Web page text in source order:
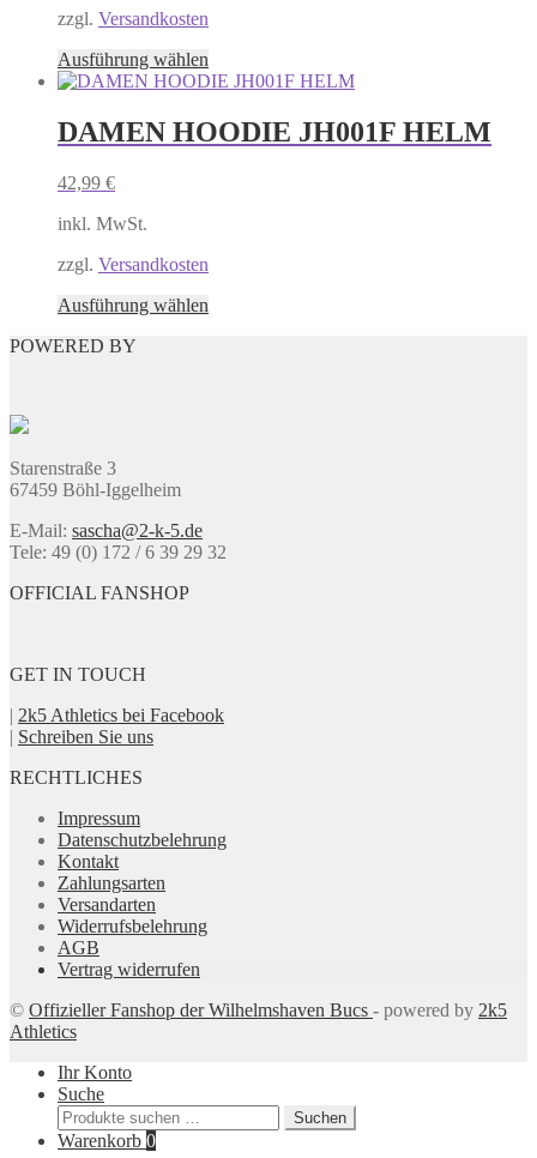
der
gewählt
werden
zzgl. Versandkosten
Ausführung wählen
Produkt
mehrere
Varianten
der
gewählt
DAMEN HOODIE JH001F HELM
42,99 €
inkl. MwSt.
zzgl. Versandkosten
Ausführung wählen
Produktseite
gewählt
POWERED BY
Starenstraße 3
67459 Böhl-Iggelheim
E-Mail: sascha@2-k-5.de
Tele: 49 (0) 172 / 6 39 29 32
OFFICIAL FANSHOP
GET IN TOUCH
| 2k5 Athletics bei Facebook
| Schreiben Sie uns
RECHTLICHES
Impressum
Datenschutzbelehrung
Kontakt
Zahlungsarten
Versandarten
Widerrufsbelehrung
AGB
Vertrag widerrufen
© Offizieller Fanshop der Wilhelmshaven Bucs - powered by 2k5
Athletics
Ihr Konto
Suche
Suchen
nach:
Suchen
Warenkorb 0